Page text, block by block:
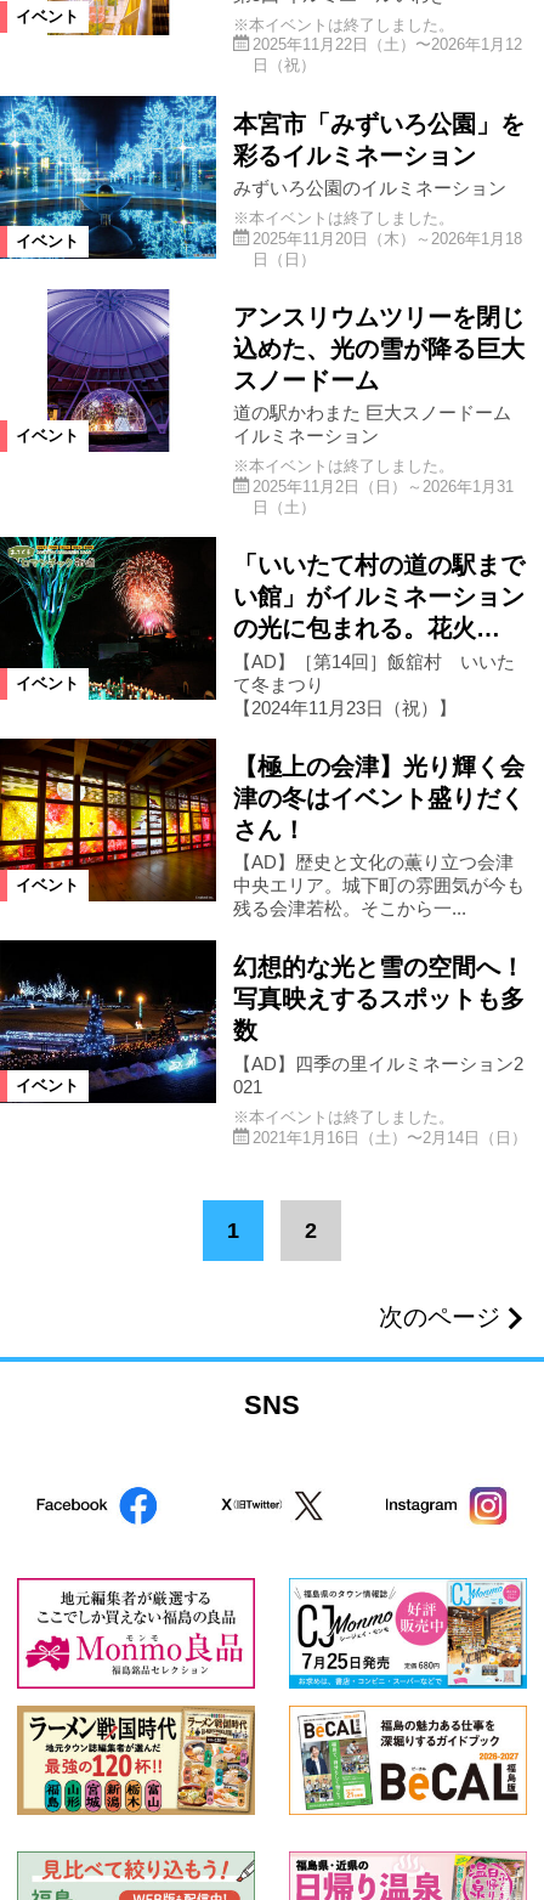
スクリーン 上映会 コンサート
ライブ ご当地ネタ
祭り イルミネーション 花火
マルシェ
開催日
今週 来週 再来週以降
絞り込む
イベント
※本イベントは終了しました。
2025年11月22日（土）〜2026年1月12
日（祝）
イベント
本宮市「みずいろ公園」を
彩るイルミネーション
みずいろ公園のイルミネーション
※本イベントは終了しました。
2025年11月20日（木）～2026年1月18
日（日）
イベント
アンスリウムツリーを閉じ
込めた、光の雪が降る巨大
スノードーム
道の駅かわまた 巨大スノードーム
イルミネーション
※本イベントは終了しました。
2025年11月2日（日）～2026年1月31
日（土）
イベント
「いいたて村の道の駅まで
い館」がイルミネーション
の光に包まれる。花火…
【AD】［第14回］飯舘村 いいた
て冬まつり
【2024年11月23日（祝）】
イベント
【極上の会津】光り輝く会
津の冬はイベント盛りだく
さん！
【AD】歴史と文化の薫り立つ会津
中央エリア。城下町の雰囲気が今も
残る会津若松。そこから一...
イベント
幻想的な光と雪の空間へ！
写真映えするスポットも多
数
【AD】四季の里イルミネーション2
021
※本イベントは終了しました。
2021年1月16日（土）〜2月14日（日）
1 2
次のページ
SNS